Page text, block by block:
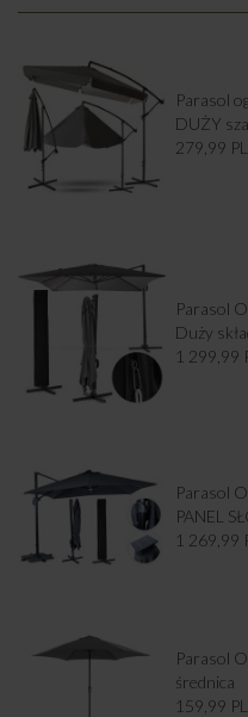
Parasol
DUŻY
279,99
Parasol
Duży
1 299,99
Parasol
PANEL
1 269,99
Parasol
średnica
159,99